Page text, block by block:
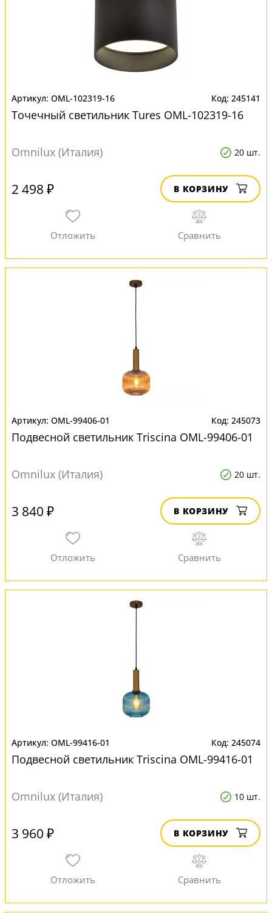
OML-102319-16 245141
Точечный светильник Tures OML-102319-16
Omnilux (Италия) 20 шт.
2 498 ₽ В КОРЗИНУ
OML-99406-01 245073
Подвесной светильник Triscina OML-99406-01
Omnilux (Италия) 20 шт.
3 840 ₽ В КОРЗИНУ
OML-99416-01 245074
Подвесной светильник Triscina OML-99416-01
Omnilux (Италия) 10 шт.
3 960 ₽ В КОРЗИНУ